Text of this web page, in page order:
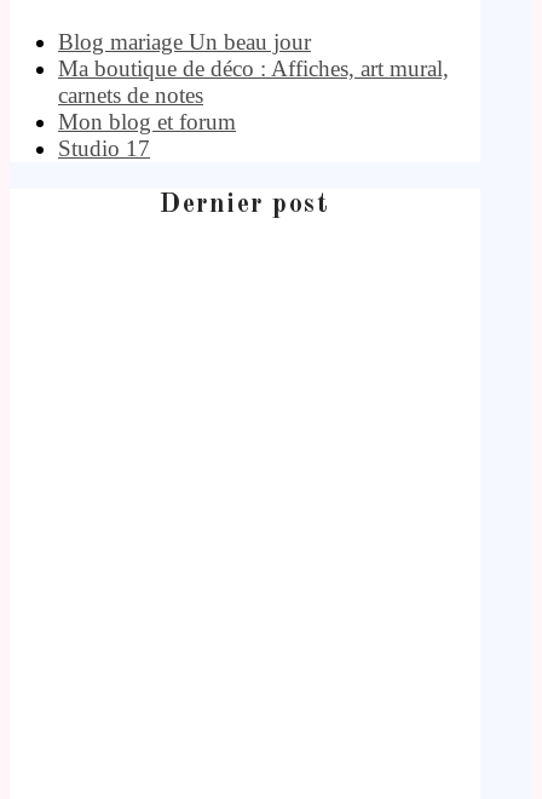
Blog mariage Un beau jour
Ma boutique de déco : Affiches, art mural,
carnets de notes
Mon blog et forum
Studio 17
Dernier post